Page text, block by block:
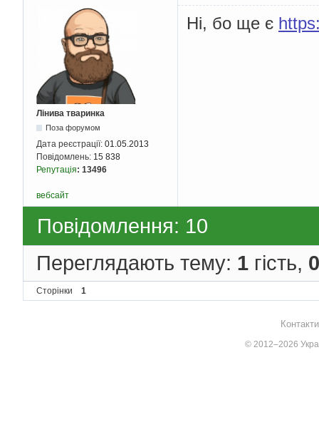
Лінива тваринка
Поза форумом
Дата реєстрації: 01.05.2013
Повідомлень: 15 838
Репутація: 13496
Ні, бо ще є
вебсайт
Повідомлення: 10
Переглядають тему: 1 гість, 0
Сторінки 1
© 2012–2026